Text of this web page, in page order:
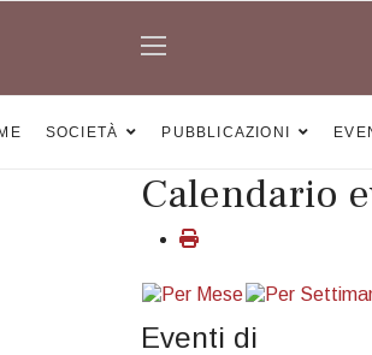
SOCIETÀ PUBBLICAZIONI
Calendario
Eventi di